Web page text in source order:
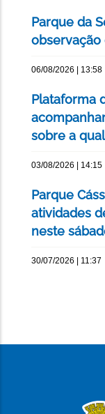
Parque da
observação
06/08/2026 | 13:58
Plataforma
sobre a
03/08/2026 | 14:15
Parque
atividades
neste
30/07/2026 | 11:37